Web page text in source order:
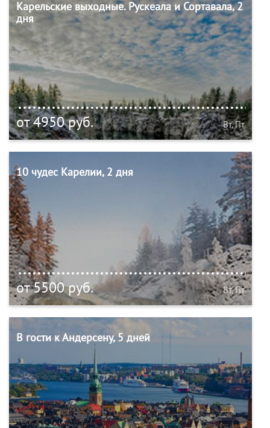
Карельские выходные. Рускеала и Сортавала, 2
дня
от 4950 руб. Вт, Пт
10 чудес Карелии, 2 дня
от 5500 руб. Вт, Пт
В гости к Андерсену, 5 дней